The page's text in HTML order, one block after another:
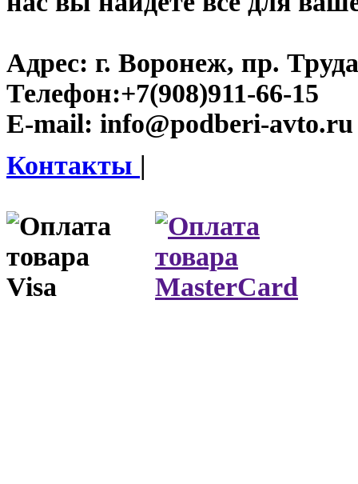
Адрес: г. Воронеж, пр.
Телефон:+7(908)911-66-15
E-mail: info@podberi-avto.ru
Контакты |